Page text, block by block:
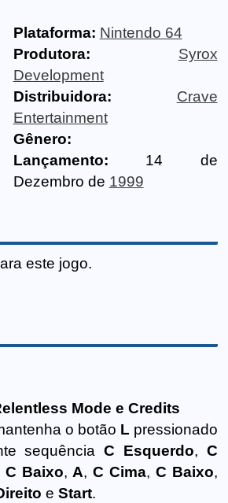
Plataforma: Nintendo 64
Produtora:
Syrox
Development
Distribuidora:
Crave
Entertainment
Gênero:
Lançamento: 14 de
Dezembro de 1999
este jogo.
Mode e Credits
o botão L pressionado
sequênciaC Esquerdo, C
C Baixo,A,C Cima, C Baixo,
eStart.